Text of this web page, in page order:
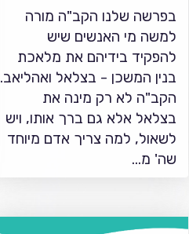
בפרשה שלנו הקב"ה מורה
למשה מי האנשים שיש
להפקיד בידיהם את מלאכת
בנין המשכן - בצלאל ואהליאב.
הקב"ה לא רק מינה את
בצלאל אלא גם ברך אותו, ויש
לשאול, למה צריך אדם מיוחד
שה' מ…